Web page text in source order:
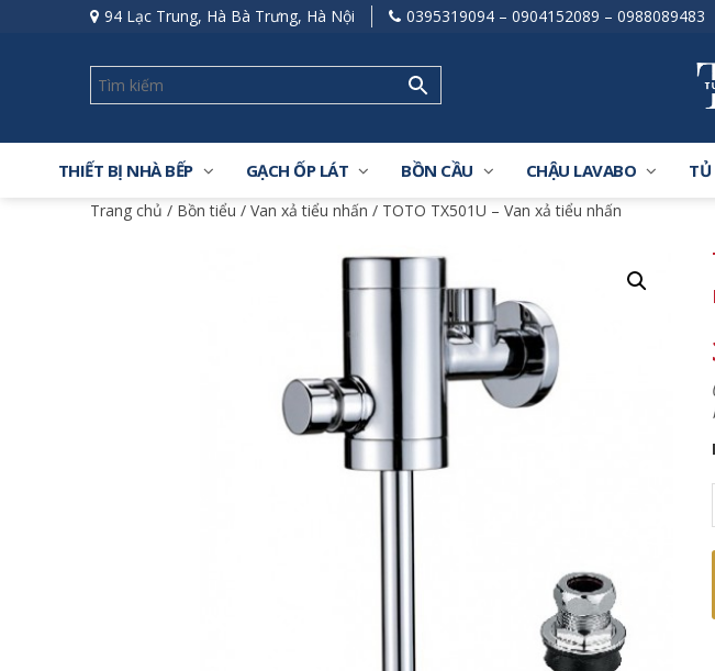
94 Lạc Trung, Hà Bà Trưng, Hà Nội 0395319094 – 0904152089 – 0988089483
THIẾT BỊ NHÀ BẾP GẠCH ỐP LÁT BỒN CẦU CHẬU LAVABO TỦ
Trang chủ / Bồn tiểu / Van xả tiểu nhấn / TOTO TX501U – Van xả tiểu nhấn